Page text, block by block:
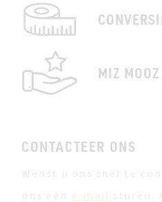
MIZ
CONTACTEER ONS
e-mail